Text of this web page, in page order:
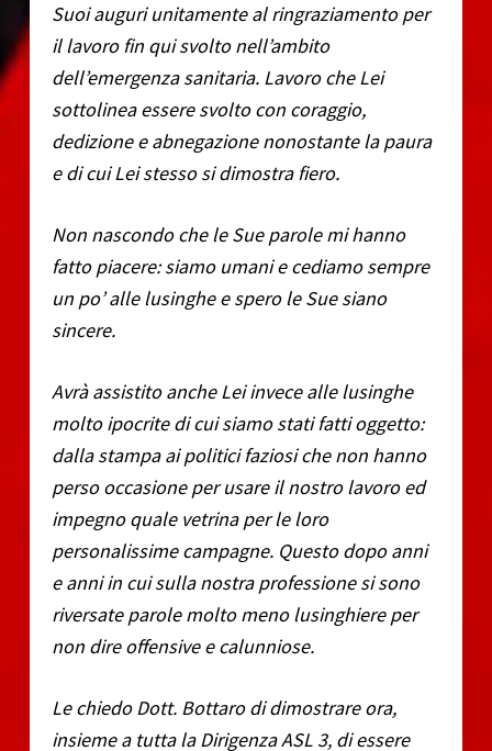
Suoi auguri unitamente al ringraziamento per
il lavoro fin qui svolto nell’ambito
dell’emergenza sanitaria. Lavoro che Lei
sottolinea essere svolto con coraggio,
dedizione e abnegazione nonostante la paura
e di cui Lei stesso si dimostra fiero.
Non nascondo che le Sue parole mi hanno
fatto piacere: siamo umani e cediamo sempre
un po’ alle lusinghe e spero le Sue siano
sincere.
Avrà assistito anche Lei invece alle lusinghe
molto ipocrite di cui siamo stati fatti oggetto:
dalla stampa ai politici faziosi che non hanno
perso occasione per usare il nostro lavoro ed
impegno quale vetrina per le loro
personalissime campagne. Questo dopo anni
e anni in cui sulla nostra professione si sono
riversate parole molto meno lusinghiere per
non dire offensive e calunniose.
Le chiedo Dott. Bottaro di dimostrare ora,
insieme a tutta la Dirigenza ASL 3, di essere